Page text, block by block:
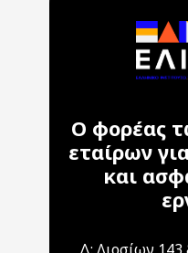
Ο φορέας
εταίρων
και